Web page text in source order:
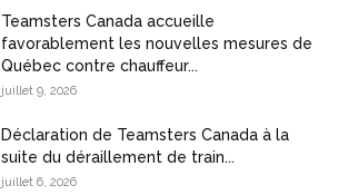
Teamsters Canada accueille
favorablement les nouvelles mesures de
Québec contre chauffeur...
juillet 9, 2026
Déclaration de Teamsters Canada à la
suite du déraillement de train...
juillet 6, 2026